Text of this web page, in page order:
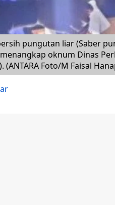
pungutan liar (Saber
oknum Dinas
(ANTARA Foto/M Faisal